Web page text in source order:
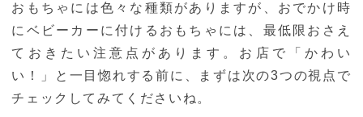
おもちゃには色々な種類がありますが、おでかけ時
にベビーカーに付けるおもちゃには、最低限おさえ
ておきたい注意点があります。お店で「かわい
い！」と一目惚れする前に、まずは次の3つの視点で
チェックしてみてくださいね。